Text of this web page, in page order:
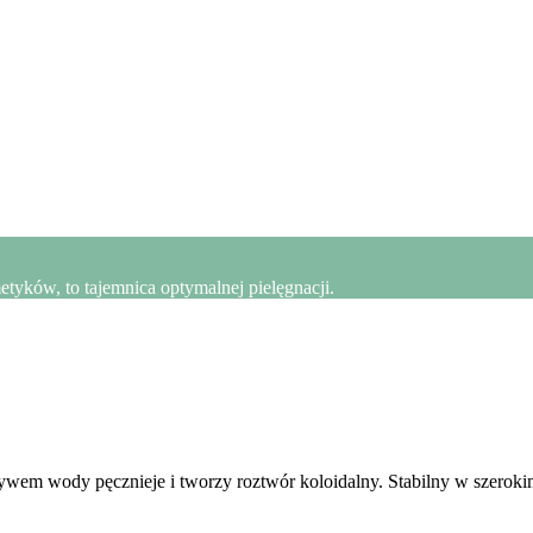
to tajemnica optymalnej pielęgnacji.
wody pęcznieje i tworzy roztwór koloidalny. Stabilny w